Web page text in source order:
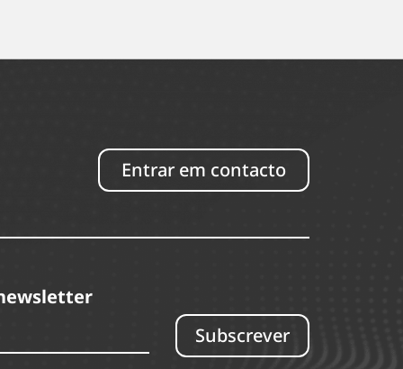
Entrar em contacto
Subscrever